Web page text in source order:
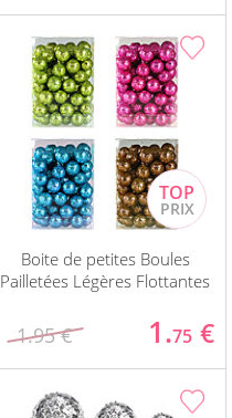
Boite de petites Boules
Pailletées Légères Flottantes
1.95 € 1.75 €